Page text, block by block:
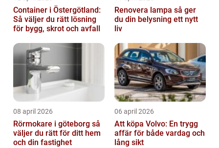
Container i Östergötland:
Så väljer du rätt lösning
för bygg, skrot och avfall
Renovera lampa så ger
du din belysning ett nytt
liv
08 april 2026
Rörmokare i göteborg så
väljer du rätt för ditt hem
och din fastighet
06 april 2026
Att köpa Volvo: En trygg
affär för både vardag och
lång sikt